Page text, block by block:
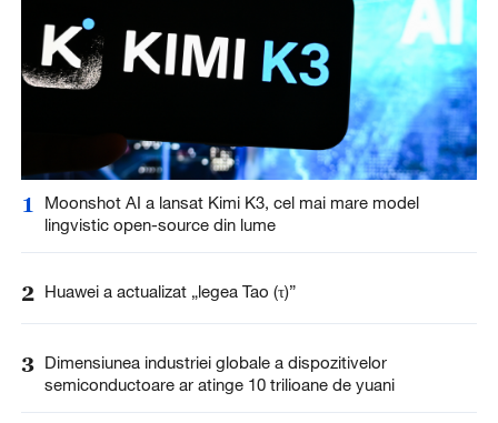
1
Moonshot AI a lansat Kimi K3, cel mai mare model
lingvistic open-source din lume
2 Huawei a actualizat „legea Tao (τ)”
3 Dimensiunea industriei globale a dispozitivelor
semiconductoare ar atinge 10 trilioane de yuani